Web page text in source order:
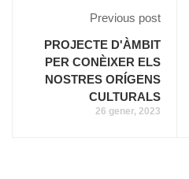
Previous post
PROJECTE D'ÀMBIT
PER CONÈIXER ELS
NOSTRES ORÍGENS
CULTURALS
26 gener, 2023